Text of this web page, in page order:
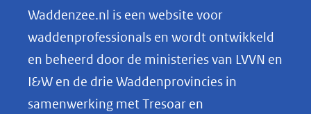
n
o
p
Waddenzee.nl is een website voor
waddenprofessionals en wordt ontwikkeld
en beheerd door de ministeries van LVVN en
I&W en de drie Waddenprovincies in
samenwerking met Tresoar en